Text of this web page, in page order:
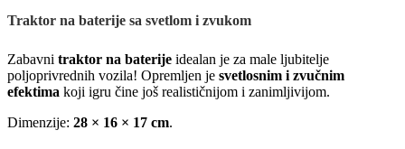
Traktor na baterije sa svetlom i zvukom
Zabavni traktor na baterije idealan je za male ljubitelje
poljoprivrednih vozila! Opremljen je svetlosnim i zvučnim
efektima koji igru čine još realističnijom i zanimljivijom.
Dimenzije: 28 × 16 × 17 cm.